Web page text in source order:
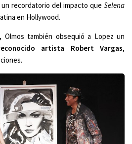
recordatorio del impacto que Selena
en Hollywood.
Olmos también obsequió a Lopez un
artista Robert Vargas,